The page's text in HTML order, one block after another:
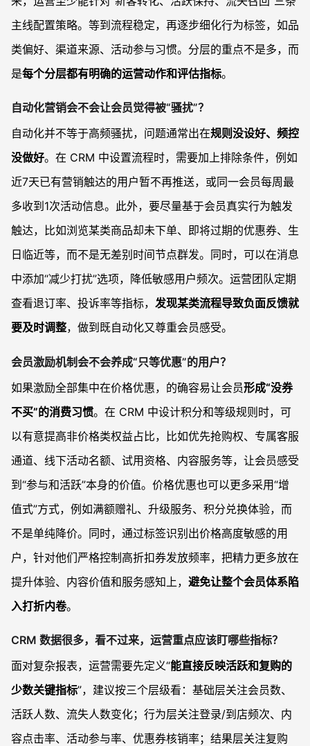
主线配置策略。等到流程稳定，再逐步细化行为标签，如品
类偏好、渠道来源、活动参与习惯。分层的重点不是多，而
是每个分层都有明确的运营动作和评估指标。
自动化营销会不会让会员觉得被“骚扰”？
自动化并不等于高频骚扰，问题通常出在规则没设好、频控
没做好。在 CRM 中设置流程时，需要加上排除条件，例如
近7天已有营销触达的用户暂不再推送，或同一会员每周最
多收到1次活动信息。此外，要尽量基于会员真实行为触发
触达，比如浏览某类商品却未下单、即将过期的优惠券、生
日临近等，而不是无差别时间节点群发。同时，可以在消息
中添加“减少打扰”选项，降低敏感用户频次。运营团队定期
查看退订率、投诉率等指标， 发现某类流程导致负面反馈就
要及时调整，做到既自动化又尊重会员感受。
会员激励机制会不会养成“只等优惠”的用户？
如果激励全部集中在价格优惠，的确容易让会员形成“没券
不买”的消费习惯。在 CRM 中设计积分和等级规则时，可
以有意提高非价格类权益占比，比如优先抢购权、专属客服
通道、线下活动名额、试用资格、内容服务等，让会员感受
到“参与和活跃”本身的价值。价格优惠也可以更多采用“增
值式”方式，例如满额赠礼、升级服务、积分兑换体验，而
不是单纯降价。同时，通过标签识别出价格高度敏感的用
户，针对他们严格控制高折扣券发放频率，把精力更多放在
提升体验、内容价值和服务感知上， 避免让整个会员体系陷
入打折内卷。
CRM 数据很多，看不过来，运营重点应该盯哪些指标？
面对复杂报表，运营需要先定义“能直接反映活跃和复购的
少数关键指标”，建议按三个层级看：基础层关注会员数、
活跃人数、流失人数变化；行为层关注登录/到店频次、内
容点击率、活动参与率、优惠券核销率；结果层关注复购